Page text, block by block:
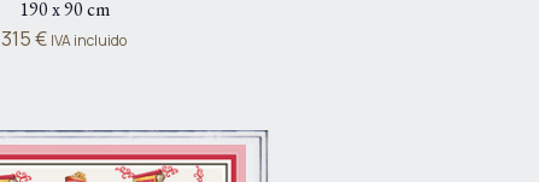
190 x 90 cm
315€ IVA incluido